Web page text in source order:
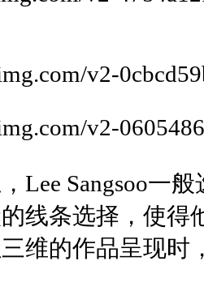
v2-
v2-
Lee Sangsoo一
线条选择，使得
维的作品呈现时